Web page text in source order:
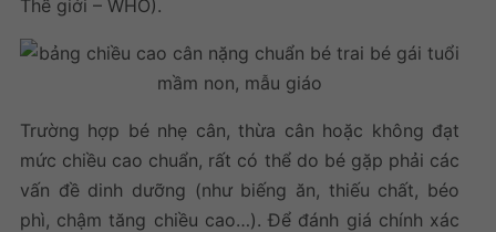
Thế giới – WHO).
Trường hợp bé nhẹ cân, thừa cân hoặc không đạt
mức chiều cao chuẩn, rất có thể do bé gặp phải các
vấn đề dinh dưỡng (như biếng ăn, thiếu chất, béo
phì, chậm tăng chiều cao…). Để đánh giá chính xác